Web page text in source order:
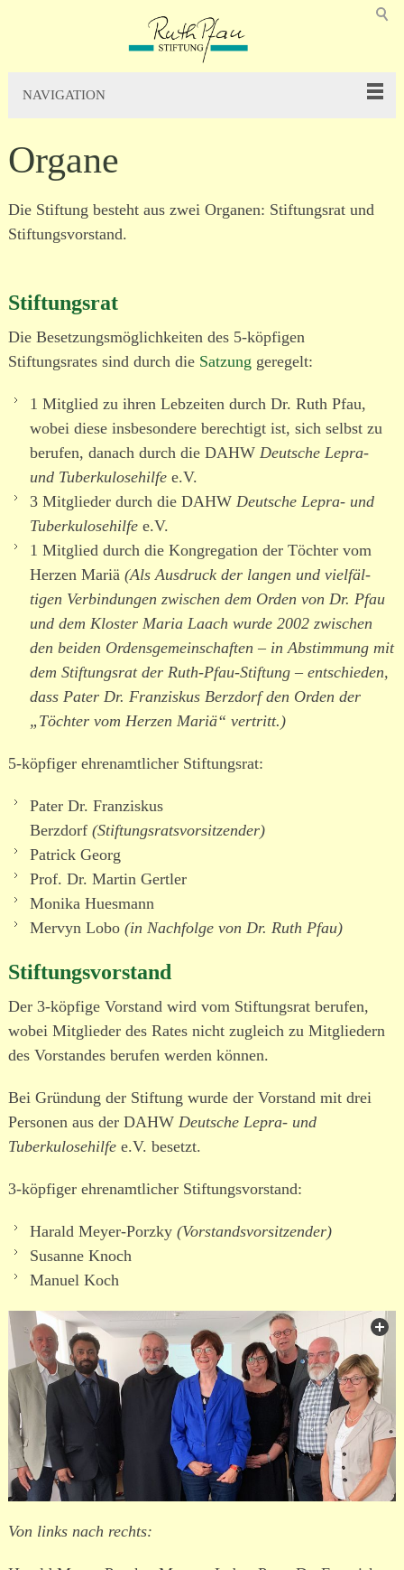
NAVIGATION
Organe
Die Stiftung besteht aus zwei Organen: Stiftungsrat und
Stiftungsvorstand.
Stiftungsrat
Die Besetzungsmöglichkeiten des 5-köpfigen
Stiftungsrates sind durch die Satzung geregelt:
1 Mitglied zu ihren Lebzeiten durch Dr. Ruth Pfau,
wobei diese insbe­sondere berechtigt ist, sich selbst zu
berufen, danach durch die DAHW Deutsche Lepra-
und Tuberkulosehilfee.V.
3 Mitglieder durch die DAHW Deutsche Lepra- und
Tuberkulosehilfee.V.
1 Mitglied durch die Kongregation der Töchter vom
Herzen Mariä (Als Ausdruck der langen und viel­fäl­
tigen Verbindungen zwischen dem Orden von Dr. Pfau
und dem Kloster Maria Laach wurde 2002 zwischen
den beiden Ordensgemeinschaften – in Abstimmung mit
dem Stiftungsrat der Ruth-Pfau-Stiftung – entschieden,
dass Pater Dr. Franziskus Berzdorf den Orden der
„Töchter vom Herzen Mariä“ vertritt.)
5-köpfiger ehren­amt­licher Stiftungsrat:
Pater Dr. Franziskus
Berzdorf (Stiftungsratsvorsitzender)
Patrick Georg
Prof. Dr. Martin Gertler
Monika Huesmann
Mervyn Lobo (in Nachfolge von Dr. Ruth Pfau)
Stiftungsvorstand
Der 3-köpfige Vorstand wird vom Stiftungsrat berufen,
wobei Mitglieder des Rates nicht zugleich zu Mitgliedern
des Vorstandes berufen werden können.
Bei Gründung der Stiftung wurde der Vorstand mit drei
Personen aus der DAHW Deutsche Lepra- und
Tuberkulosehilfee.V. besetzt.
3-köpfiger ehren­amt­licher Stiftungsvorstand:
Harald Meyer-Porzky (Vorstandsvorsitzender)
Susanne Knoch
Manuel Koch
Von links nach rechts: